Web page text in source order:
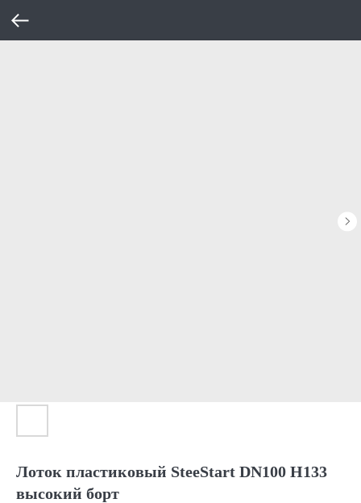
Лоток пластиковый SteeStart DN100 H133
высокий борт